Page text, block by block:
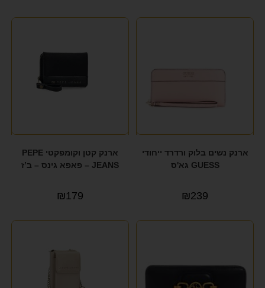
ארנק נשים בלוק ורדרד ייחודי
GUESS גא'ס
₪239
ארנק קטן וקומפקטי PEPE
JEANS – פאפא גינס – ב’ז
₪179